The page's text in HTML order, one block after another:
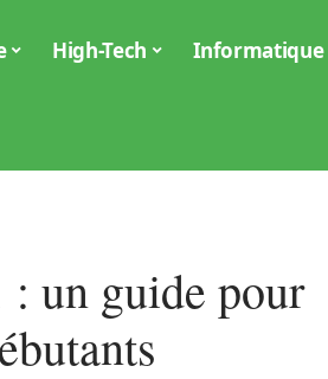
High-Tech Informatique
un guide pour